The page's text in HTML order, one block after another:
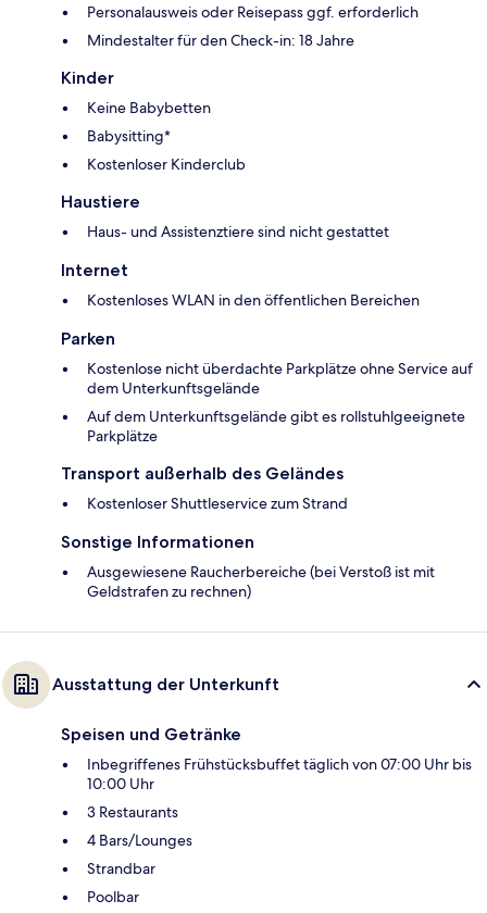
Personalausweis oder Reisepass ggf. erforderlich
Mindestalter für den Check-in: 18 Jahre
Kinder
Keine Babybetten
Babysitting*
Kostenloser Kinderclub
Haustiere
Haus- und Assistenztiere sind nicht gestattet
Internet
Kostenloses WLAN in den öffentlichen Bereichen
Parken
Kostenlose nicht überdachte Parkplätze ohne Service auf
dem Unterkunftsgelände
Auf dem Unterkunftsgelände gibt es rollstuhlgeeignete
Parkplätze
Transport außerhalb des Geländes
Kostenloser Shuttleservice zum Strand
Sonstige Informationen
Ausgewiesene Raucherbereiche (bei Verstoß ist mit
Geldstrafen zu rechnen)
Ausstattung der Unterkunft
Speisen und Getränke
Inbegriffenes Frühstücksbuffet täglich von 07:00 Uhr bis
10:00 Uhr
3 Restaurants
4 Bars/Lounges
Strandbar
Poolbar